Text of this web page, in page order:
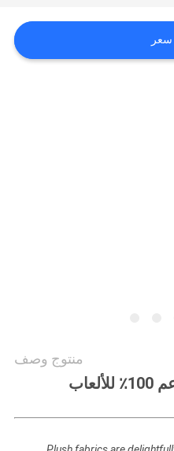
منتوج وصف
220GSM قماش قطني ناعم 100٪ للألعاب